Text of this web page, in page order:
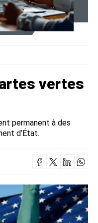
vertes
permanent à des
d’État.